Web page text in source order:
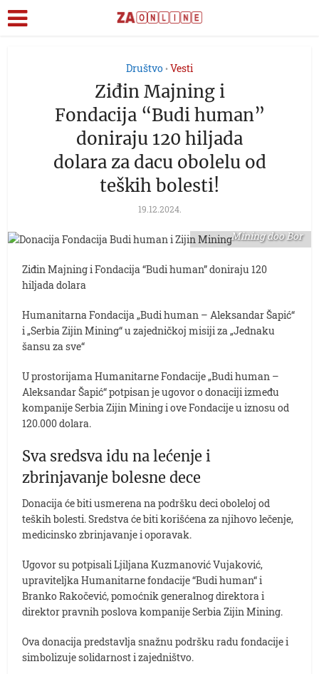
Društvo • Vesti
Ziđin Majning i
Fondacija “Budi human”
doniraju 120 hiljada
dolara za dacu obolelu od
teških bolesti!
19.12.2024.
Mining doo Bor
Ziđin Majning i Fondacija “Budi human” doniraju 120
hiljada dolara
Humanitarna Fondacija „Budi human – Aleksandar Šapić“
i „Serbia Zijin Mining“ u zajedničkoj misiji za „Jednaku
šansu za sve“
U prostorijama Humanitarne Fondacije „Budi human –
Aleksandar Šapić“ potpisan je ugovor o donaciji između
kompanije Serbia Zijin Mining i ove Fondacije u iznosu od
120.000 dolara.
Sva sredsva idu na lećenje i
zbrinjavanje bolesne dece
Donacija će biti usmerena na podršku deci oboleloj od
teških bolesti. Sredstva će biti korišćena za njihovo lečenje,
medicinsko zbrinjavanje i oporavak.
Ugovor su potpisali Ljiljana Kuzmanović Vujaković,
upraviteljka Humanitarne fondacije “Budi human“ i
Branko Rakočević, pomoćnik generalnog direktora i
direktor pravnih poslova kompanije Serbia Zijin Mining.
Ova donacija predstavlja snažnu podršku radu fondacije i
simbolizuje solidarnost i zajedništvo.